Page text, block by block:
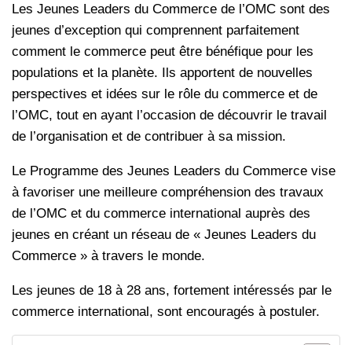
Les Jeunes Leaders du Commerce de l’OMC sont des
jeunes d’exception qui comprennent parfaitement
comment le commerce peut être bénéfique pour les
populations et la planète. Ils apportent de nouvelles
perspectives et idées sur le rôle du commerce et de
l’OMC, tout en ayant l’occasion de découvrir le travail
de l’organisation et de contribuer à sa mission.
Le Programme des Jeunes Leaders du Commerce vise
à favoriser une meilleure compréhension des travaux
de l’OMC et du commerce international auprès des
jeunes en créant un réseau de « Jeunes Leaders du
Commerce » à travers le monde.
Les jeunes de 18 à 28 ans, fortement intéressés par le
commerce international, sont encouragés à postuler.